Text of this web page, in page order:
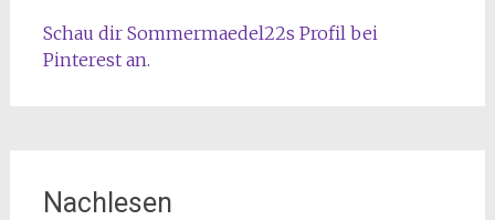
Schau dir Sommermaedel22s Profil bei
Pinterest an.
Nachlesen